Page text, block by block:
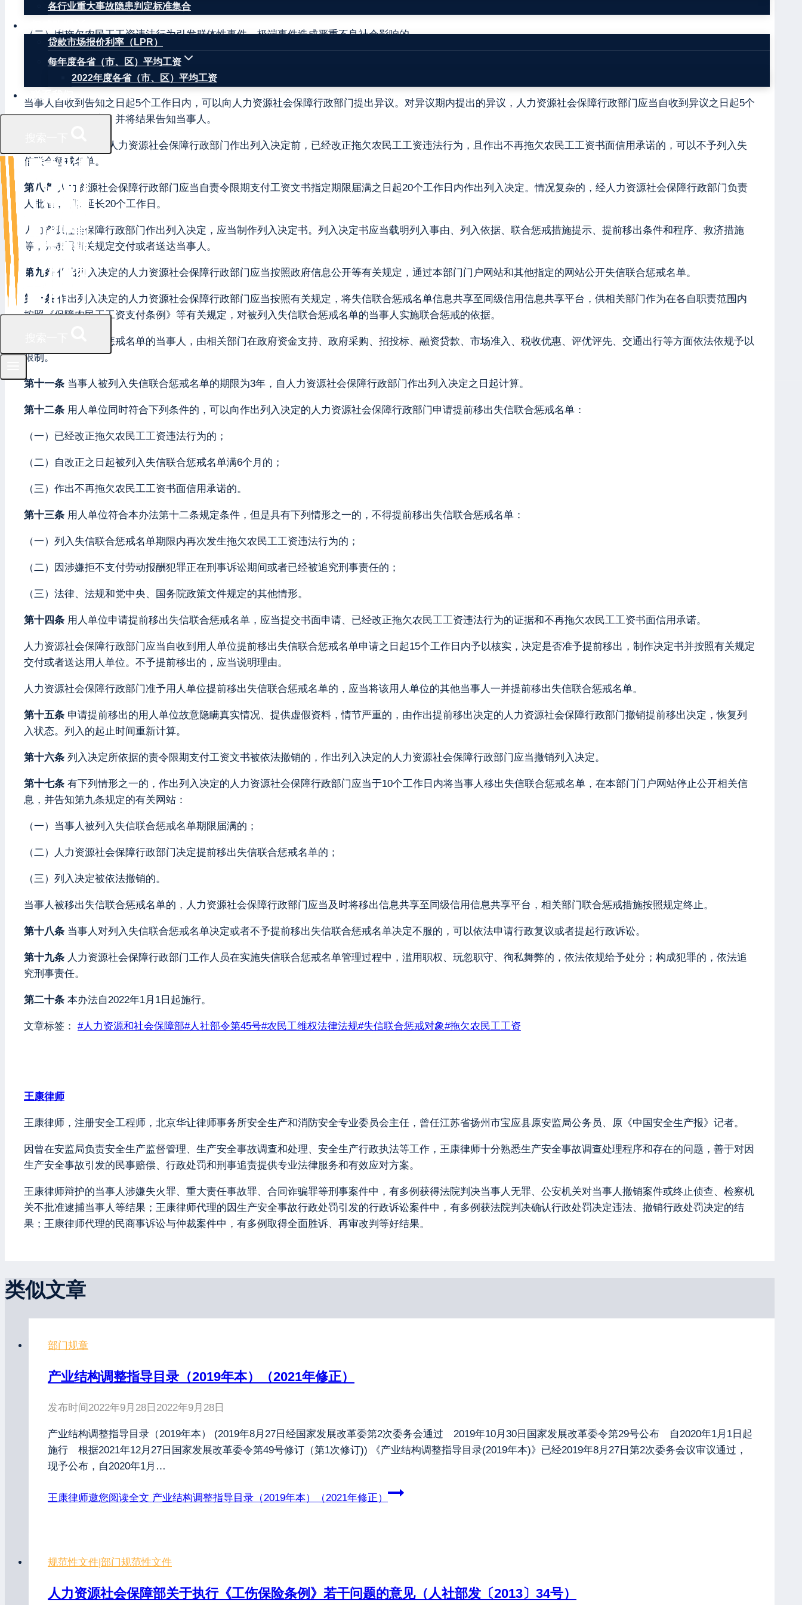
各行业重大事故隐患判定标准集合
贷款市场报价利率（LPR）
每年度各省（市、区）平均工资
2022年度各省（市、区）平均工资
联系我们
（一）克扣、无故拖欠农民工工资达到认定拒不支付劳动报酬罪数额标准的；
（二）因拖欠农民工工资违法行为引发群体性事件、极端事件造成严重不良社会影响的。
第六条人力资源社会保障行政部门在作出列入决定前，应当告知当事人拟列入失信联合惩戒名单的事由、依据、提出异议等依法享有的权利和本办法第七条可以不
予列入失信联合惩戒名单的规定。
当事人自收到告知之日起5个工作日内，可以向人力资源社会保障行政部门提出异议。对异议期内提出的异议，人力资源社会保障行政部门应当自收到异议之日起5个
工作日内予以核实，并将结果告知当事人。
用人单位在人力资源社会保障行政部门作出列入决定前，已经改正拖欠农民工工资违法行为，且作出不再拖欠农民工工资书面信用承诺的，可以不予列入失
信联合惩戒名单。
第八条
人力资源社会保障行政部门应当自责令限期支付工资文书指定期限届满之日起20个工作日内作出列入决定。情况复杂的，经人力资源社会保障行政部门负责
人批准，可以延长20个工作日。
人力资源社会保障行政部门作出列入决定，应当制作列入决定书。列入决定书应当载明列入事由、列入依据、联合惩戒措施提示、提前移出条件和程序、救济措施
等，并按照有关规定交付或者送达当事人。
第九条 作出列入决定的人力资源社会保障行政部门应当按照政府信息公开等有关规定，通过本部门门户网站和其他指定的网站公开失信联合惩戒名单。
第十条 作出列入决定的人力资源社会保障行政部门应当按照有关规定，将失信联合惩戒名单信息共享至同级信用信息共享平台，供相关部门作为在各自职责范围内
按照《保障农民工工资支付条例》等有关规定，对被列入失信联合惩戒名单的当事人实施联合惩戒的依据。
对被列入失信联合惩戒名单的当事人，由相关部门在政府资金支持、政府采购、招投标、融资贷款、市场准入、税收优惠、评优评先、交通出行等方面依法依规予以
限制。
第十一条 当事人被列入失信联合惩戒名单的期限为3年，自人力资源社会保障行政部门作出列入决定之日起计算。
第十二条 用人单位同时符合下列条件的，可以向作出列入决定的人力资源社会保障行政部门申请提前移出失信联合惩戒名单：
（一）已经改正拖欠农民工工资违法行为的；
（二）自改正之日起被列入失信联合惩戒名单满6个月的；
（三）作出不再拖欠农民工工资书面信用承诺的。
第十三条 用人单位符合本办法第十二条规定条件，但是具有下列情形之一的，不得提前移出失信联合惩戒名单：
（一）列入失信联合惩戒名单期限内再次发生拖欠农民工工资违法行为的；
（二）因涉嫌拒不支付劳动报酬犯罪正在刑事诉讼期间或者已经被追究刑事责任的；
（三）法律、法规和党中央、国务院政策文件规定的其他情形。
第十四条 用人单位申请提前移出失信联合惩戒名单，应当提交书面申请、已经改正拖欠农民工工资违法行为的证据和不再拖欠农民工工资书面信用承诺。
人力资源社会保障行政部门应当自收到用人单位提前移出失信联合惩戒名单申请之日起15个工作日内予以核实，决定是否准予提前移出，制作决定书并按照有关规定
交付或者送达用人单位。不予提前移出的，应当说明理由。
人力资源社会保障行政部门准予用人单位提前移出失信联合惩戒名单的，应当将该用人单位的其他当事人一并提前移出失信联合惩戒名单。
第十五条 申请提前移出的用人单位故意隐瞒真实情况、提供虚假资料，情节严重的，由作出提前移出决定的人力资源社会保障行政部门撤销提前移出决定，恢复列
入状态。列入的起止时间重新计算。
第十六条 列入决定所依据的责令限期支付工资文书被依法撤销的，作出列入决定的人力资源社会保障行政部门应当撤销列入决定。
第十七条 有下列情形之一的，作出列入决定的人力资源社会保障行政部门应当于10个工作日内将当事人移出失信联合惩戒名单，在本部门门户网站停止公开相关信
息，并告知第九条规定的有关网站：
（一）当事人被列入失信联合惩戒名单期限届满的；
（二）人力资源社会保障行政部门决定提前移出失信联合惩戒名单的；
（三）列入决定被依法撤销的。
当事人被移出失信联合惩戒名单的，人力资源社会保障行政部门应当及时将移出信息共享至同级信用信息共享平台，相关部门联合惩戒措施按照规定终止。
第十八条 当事人对列入失信联合惩戒名单决定或者不予提前移出失信联合惩戒名单决定不服的，可以依法申请行政复议或者提起行政诉讼。
第十九条 人力资源社会保障行政部门工作人员在实施失信联合惩戒名单管理过程中，滥用职权、玩忽职守、徇私舞弊的，依法依规给予处分；构成犯罪的，依法追
究刑事责任。
第二十条 本办法自2022年1月1日起施行。
文章标签： #人力资源和社会保障部#人社部令第45号#农民工维权法律法规#失信联合惩戒对象#拖欠农民工工资
王康律师
王康律师，注册安全工程师，北京华让律师事务所安全生产和消防安全专业委员会主任，曾任江苏省扬州市宝应县原安监局公务员、原《中国安全生产报》记者。
因曾在安监局负责安全生产监督管理、生产安全事故调查和处理、安全生产行政执法等工作，王康律师十分熟悉生产安全事故调查处理程序和存在的问题，善于对因
生产安全事故引发的民事赔偿、行政处罚和刑事追责提供专业法律服务和有效应对方案。
王康律师辩护的当事人涉嫌失火罪、重大责任事故罪、合同诈骗罪等刑事案件中，有多例获得法院判决当事人无罪、公安机关对当事人撤销案件或终止侦查、检察机
关不批准逮捕当事人等结果；王康律师代理的因生产安全事故行政处罚引发的行政诉讼案件中，有多例获法院判决确认行政处罚决定违法、撤销行政处罚决定的结
果；王康律师代理的民商事诉讼与仲裁案件中，有多例取得全面胜诉、再审改判等好结果。
类似文章
部门规章
产业结构调整指导目录（2019年本）（2021年修正）
发布时间 2022年9月28日 2022年9月28日
产业结构调整指导目录（2019年本） (2019年8月27日经国家发展改革委第2次委务会通过 2019年10月30日国家发展改革委令第29号公布 自2020年1月1日起
施行 根据2021年12月27日国家发展改革委令第49号修订（第1次修订)) 《产业结构调整指导目录(2019年本)》已经2019年8月27日第2次委务会议审议通过，
现予公布，自2020年1月…
王康律师邀您阅读全文 产业结构调整指导目录（2019年本）（2021年修正）
规范性文件 部门规范性文件
人力资源社会保障部关于执行《工伤保险条例》若干问题的意见（人社部发〔2013〕34号）